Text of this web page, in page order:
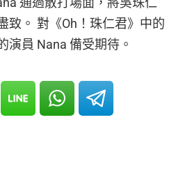
致。 對《Oh！珠仁君》中的
演員 Nana 備受期待。